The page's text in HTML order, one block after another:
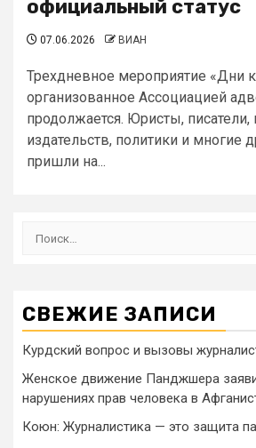
официальный статус
07.06.2026 ВИАН
Трехдневное мероприятие «Дни
организованное Ассоциацией
продолжается. Юристы, писатели,
издательств, политики и многие
пришли на...
СВЕЖИЕ ЗАПИСИ
Курдский вопрос и вызовы
Женское движение Панджшера
нарушениях прав человека в
Коюн: Журналистика — это защита